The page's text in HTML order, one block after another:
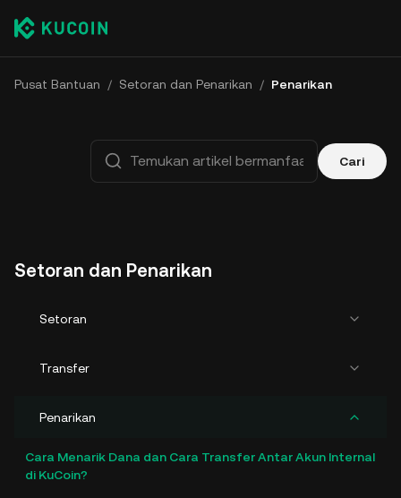
Pusat Bantuan / Setoran dan Penarikan / Penarikan
Cari
Setoran dan Penarikan
Setoran
Transfer
Penarikan
Cara Menarik Dana dan Cara Transfer Antar Akun Internal
di KuCoin?